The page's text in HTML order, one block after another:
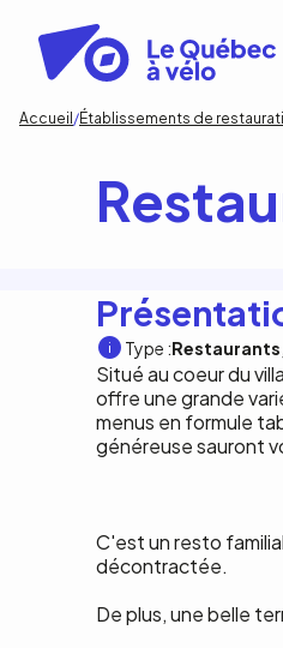
contenu
principal
Fil
d'Ariane
Accueil Établissements de
Type :Restaurants
Situé au coeur du
offre une grande
menus en formule
généreuse sauront
C'est un resto
décontractée.
De plus, une belle